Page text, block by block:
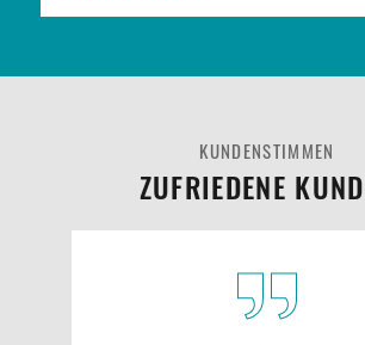
KUNDENSTIMMEN
ZUFRIEDENE